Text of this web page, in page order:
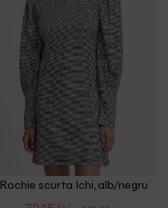
Rochie scurta Ichi, alb/negru